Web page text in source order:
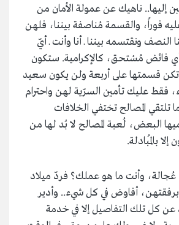
إليها.. ناهيك عن عمولة الأمان من
فوراً، والقسمة مُناصفة بيننا، فلهن
النصف ونقتسمه بيننا ـ أنا وأنت ـ أيّ
فائض مُسْتحق، كالإكرامية. ستكون
قسمتها على أربعة ولن يكون سعيد
فقط عليك تأمين السرّية لهن واحترام
تلتقي المصالح تختفي الخلافات
البعض، لُعبة المصالح لا بُد لها من
إلا بالمُبادلة.
وأنت ما هو عملك؟ فردّ ميلاد
برفقتهن، أفاوض في كل شيء.. وأدير
كل تلك التفاصيل إلا في خدمة